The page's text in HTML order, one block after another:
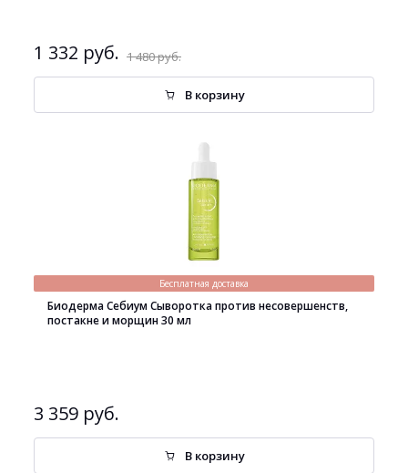
1 332 руб. 1 480 руб.
В корзину
Бесплатная доставка
Биодерма Себиум Сыворотка против несовершенств,
постакне и морщин 30 мл
3 359 руб.
В корзину